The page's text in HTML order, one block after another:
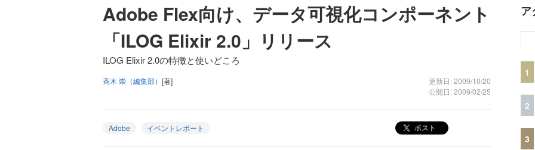
Adobe Flex向け、データ可視化コンポーネント
「ILOG Elixir 2.0」リリース
ILOG Elixir 2.0の特徴と使いどころ
斉木 崇（編集部） [著]
更新日: 2009/10/20
公開日: 2009/02/25
Adobe イベントレポート ポスト
ア
1
2
3